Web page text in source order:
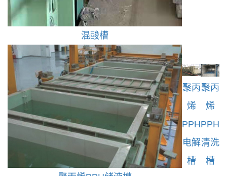
混酸槽
聚丙
烯
PPH
电解
槽
聚丙
烯
PPH
清洗
槽